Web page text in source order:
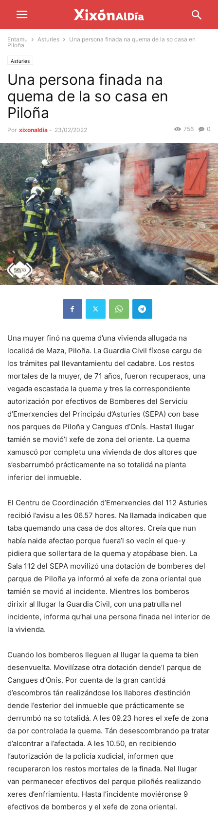
Entamu Asturies
Una persona finada na quema de la so casa en
Piloña
Asturies
Una persona finada na
quema de la so casa en
Piloña
Por xixonaldia - 23/02/2022 0
756
Una muyer finó na quema d’una vivienda allugada na
localidá de Maza, Piloña. La Guardia Civil fíxose cargu de
los trámites pal llevantamientu del cadabre. Los restos
mortales de la muyer, de 71 años, fueron recuperaos, una
vegada escastada la quema y tres la correspondiente
autorización por efectivos de Bomberes del Serviciu
d’Emerxencies del Principáu d’Asturies (SEPA) con base
nos parques de Piloña y Cangues d’Onís. Hasta’l llugar
tamién se movió’l xefe de zona del oriente. La quema
xamuscó por completu una vivienda de dos altores que
s’esbarrumbó prácticamente na so totalidá na planta
inferior del inmueble.
El Centru de Coordinación d’Emerxencies del 112 Asturies
recibió l’avisu a les 06.57 hores. Na llamada indicaben que
taba quemando una casa de dos altores. Creía que nun
había naide afectao porque fuera’l so vecín el que-y
pidiera que sollertara de la quema y atopábase bien. La
Sala 112 del SEPA movilizó una dotación de bomberes del
parque de Piloña ya informó al xefe de zona oriental que
tamién se movió al incidente. Mientres los bomberos
dirixir al llugar la Guardia Civil, con una patrulla nel
incidente, informa qu’hai una persona finada nel interior de
la vivienda.
Cuando los bomberos lleguen al llugar la quema ta bien
desenvuelta. Movilízase otra dotación dende’l parque de
Cangues d’Onís. Por cuenta de la gran cantidá
d’escombros tán realizándose los llabores d’estinción
dende l’esterior del inmueble que prácticamente se
derrumbó na so totalidá. A les 09.23 hores el xefe de zona
da por controlada la quema. Tán desescombrando pa tratar
d’alcontrar a l’afectada. A les 10.50, en recibiendo
l’autorización de la policía xudicial, informen que
recuperaron los restos mortales de la finada. Nel llugar
van permanecer efectivos del parque piloñés realizando
xeres d’enfriamientu. Hasta l’incidente moviéronse 9
efectivos de bomberos y el xefe de zona oriental.